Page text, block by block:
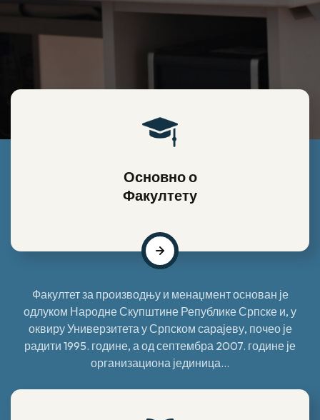
Основно о
Факултету
Факултет за производњу и менаџмент основан је
одлуком Народне Скупштине Републике Српске и, у
оквиру Универзитета у Српском сарајеву, почео је
радити 1995. године, а од септембра 2007. године је
организациона јединица...